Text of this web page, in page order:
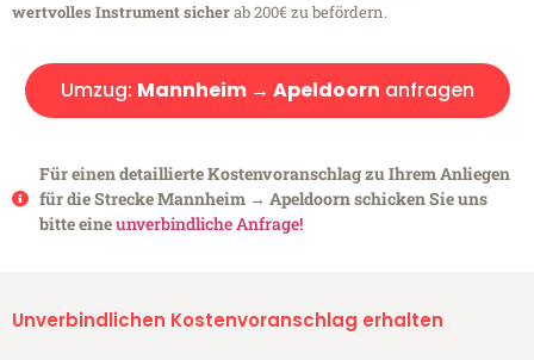
wertvolles Instrument sicherab 200€ zu befördern.
Umzug: Mannheim → Apeldoorn anfragen
Für einen detaillierte Kostenvoranschlag zu Ihrem Anliegen
für die Strecke Mannheim → Apeldoorn schicken Sie uns
bitte eineunverbindliche Anfrage!
Unverbindlichen Kostenvoranschlag erhalten